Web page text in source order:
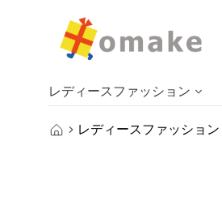
レディースファッション
レディースファッション